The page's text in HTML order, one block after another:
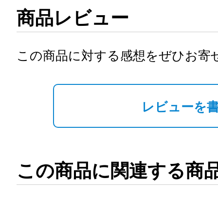
商品レビュー
この商品に対する感想をぜひお寄
レビューを
この商品に関連する商